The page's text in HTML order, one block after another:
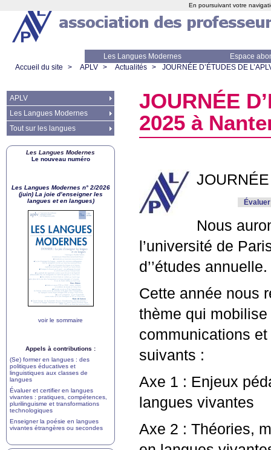
Les Langues Modernes
Espace
Accueil du site
> APLV > Actualités > JOURN ÉE D’ÉTUDES DE L’
JOURNÉE
2025 à
JOURN
Nous
l’université de
d’’études annuelle.
Cette année nous
thème qui
communications
suivants :
Axe 1 : Enjeux
langues vivantes
Axe 2 : Théories,
APLV
Les Langues Modernes
Tout sur les langues
Les Langues Modernes
Le nouveau numéro
Les Langues Modernes n° 2/2026
(juin) La joie d’enseigner les
langues et en langues)
voir le sommaire
Appels à contributions :
(Se) former en langues : des
politiques éducatives et
linguistiques aux classes de
langues
Évaluer et certifier en langues
vivantes : pratiques, compétences,
plurilinguisme et transformations
technologiques
Enseigner la poésie en langues
vivantes étrangères ou secondes
En poursuivant votre